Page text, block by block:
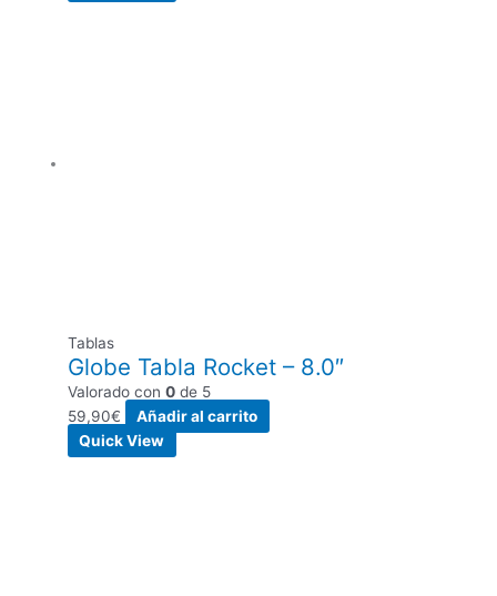
Tablas
Globe Tabla Rocket – 8.0″
Valorado con0 de 5
59,90€
Añadir al carrito
Quick View